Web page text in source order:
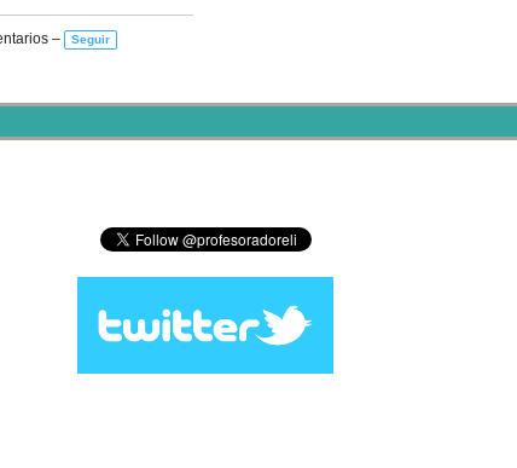
– Seguir